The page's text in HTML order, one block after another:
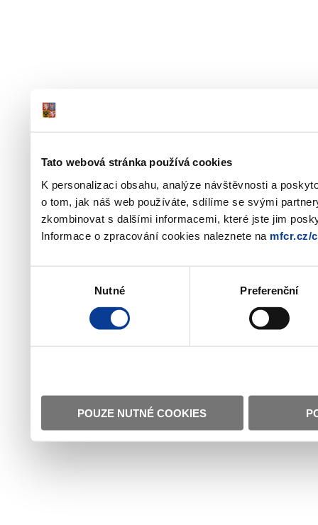
Tato webová stránka používá cookies
K personalizaci obsahu, analýze návštěvnosti a
o tom, jak náš web používáte, sdílíme se svými
zkombinovat s dalšími informacemi, které jste jim
Informace o zpracování cookies naleznete na mfcr.cz/
Nutné Preferenční
POUZE NUTNÉ COOKIES